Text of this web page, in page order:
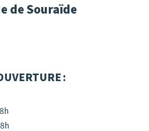
de Souraïde
: